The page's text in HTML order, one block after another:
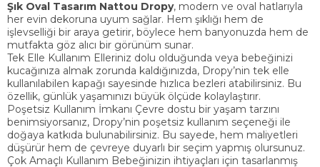
Şık Oval Tasarım Nattou Dropy, modern ve oval hatlarıyla
her evin dekoruna uyum sağlar. Hem şıklığı hem de
işlevselliği bir araya getirir, böylece hem banyonuzda hem de
mutfakta göz alıcı bir görünüm sunar.
Tek Elle Kullanım Elleriniz dolu olduğunda veya bebeğinizi
kucağınıza almak zorunda kaldığınızda, Dropy’nin tek elle
kullanılabilen kapağı sayesinde hızlıca bezleri atabilirsiniz. Bu
özellik, günlük yaşamınızı büyük ölçüde kolaylaştırır.
Poşetsiz Kullanım İmkanı Çevre dostu bir yaşam tarzını
benimsiyorsanız, Dropy’nin poşetsiz kullanım seçeneği ile
doğaya katkıda bulunabilirsiniz. Bu sayede, hem maliyetleri
düşürür hem de çevreye duyarlı bir seçim yapmış olursunuz.
Çok Amaçlı Kullanım Bebeğinizin ihtiyaçları için tasarlanmış